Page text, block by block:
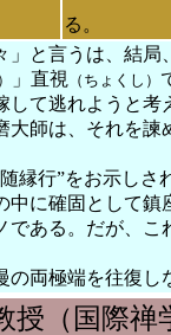
る。
と言うは、結局
」直視 （ちょくし）
と考えている
「報冤行だ
行”をお示し
して鎮座す
が、これは
復しながら
（国際禅